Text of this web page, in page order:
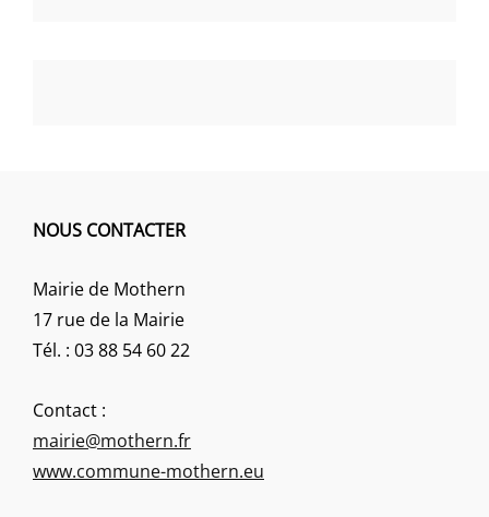
NOUS CONTACTER
Mairie de Mothern
17 rue de la Mairie
Tél. : 03 88 54 60 22
Contact :
mairie@mothern.fr
www.commune-mothern.eu